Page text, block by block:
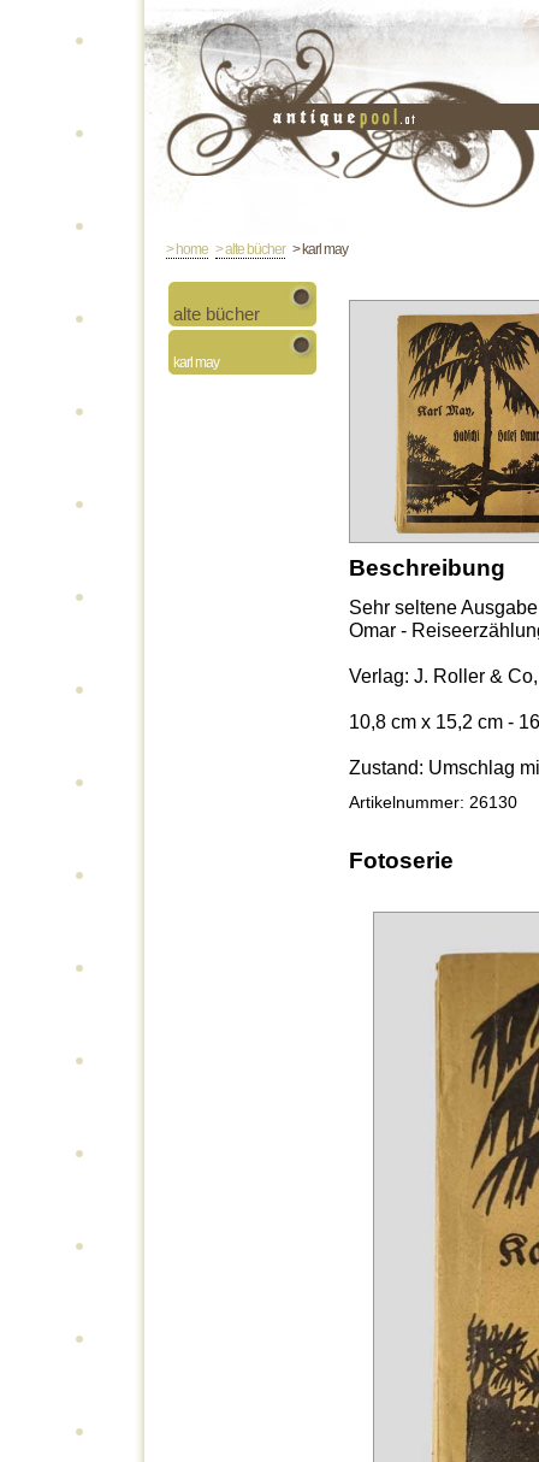
> home > alte bücher> karl may
alte bücher
karl may
Beschreibung
Sehr seltene
Omar -
Verlag: J. Roller &
10,8 cm x 15,2 cm -
Zustand: Umschlag
Artikelnummer: 26130
Fotoserie